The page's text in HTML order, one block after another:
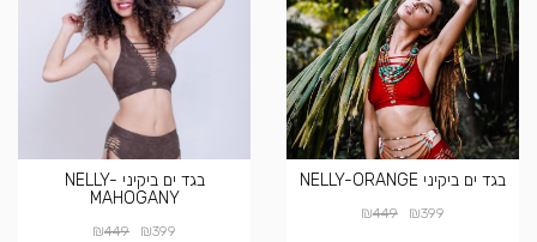
בגד ים ביקיני NELLY-ORANGE
₪399
₪449
בגד ים ביקיני NELLY-
MAHOGANY
₪399
₪449